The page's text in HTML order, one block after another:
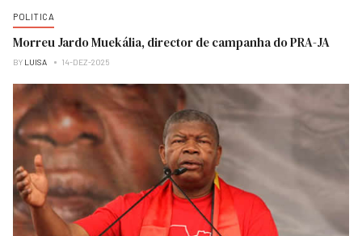
POLITICA
Morreu Jardo Muekália, director de campanha do PRA-JA
BY LUISA 14-DEZ-2025